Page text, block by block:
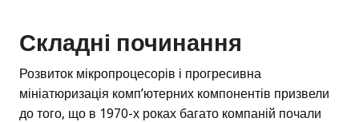
Складні починання
Розвиток мікропроцесорів і прогресивна
мініатюризація комп’ютерних компонентів призвели
до того, що в 1970-х роках багато компаній почали